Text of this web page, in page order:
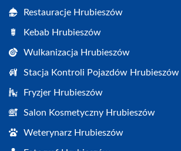
Restauracje Hrubieszów
Kebab Hrubieszów
Wulkanizacja Hrubieszów
Stacja Kontroli Pojazdów Hrubieszów
Fryzjer Hrubieszów
Salon Kosmetyczny Hrubieszów
Weterynarz Hrubieszów